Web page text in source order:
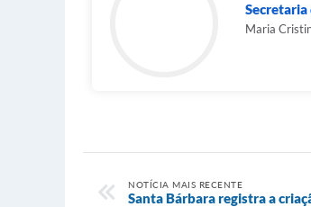
Maria
NOTÍCIA MAIS RECENTE
Santa Bárbara registra a